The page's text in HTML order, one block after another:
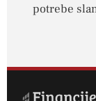
potrebe